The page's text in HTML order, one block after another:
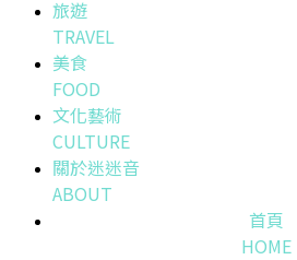
旅遊
TRAVEL
美食
FOOD
文化藝術
CULTURE
關於迷迷音
ABOUT
首頁
HOME